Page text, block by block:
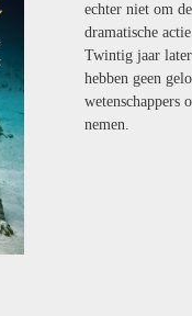
echter niet om
dramatische
Twintig jaar
hebben geen
wetenschappers
nemen.